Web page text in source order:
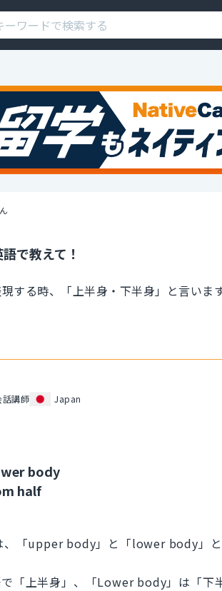
で教えて！
する時、「上半身・下半身」と言いま
話講師
Japan
body
half
、「upper body」と「lower body」と
「上半身」、「Lower body」は「下